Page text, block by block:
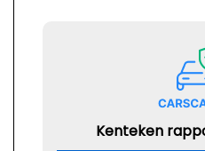
Kenteken